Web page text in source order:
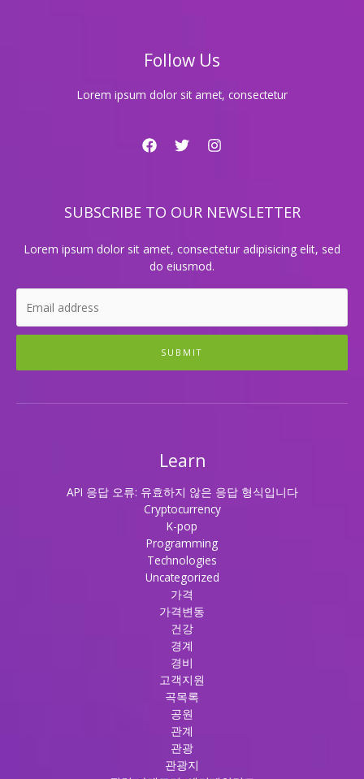
Follow Us
Lorem ipsum dolor sit amet, consectetur
SUBSCRIBE TO OUR NEWSLETTER
Lorem ipsum dolor sit amet, consectetur adipisicing elit, sed
do eiusmod.
SUBMIT
Learn
API 응답 오류: 유효하지 않은 응답 형식입니다
Cryptocurrency
K-pop
Programming
Technologies
Uncategorized
가격
가격변동
건강
경계
경비
고객지원
곡목록
공원
관계
관광
관광지